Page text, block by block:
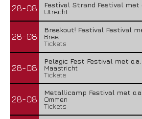
28-08
Festival Strand Festival met
Utrecht
28-08
Breekout! Festival Festival
Bree
Tickets
28-08
Pelagic Fest Festival met
Maastricht
Tickets
28-08
Metallicamp Festival met
Ommen
Tickets